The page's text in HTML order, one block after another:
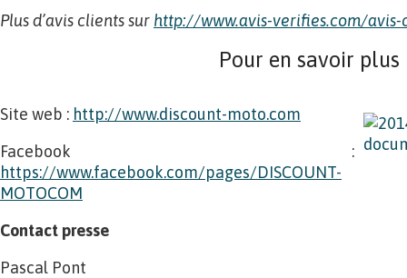
Plus d’avis clients sur http://www.avis-verifies.com/
Pour en savoir plus
Site web : http://www.discount-moto.com
Facebook :
https://www.facebook.com/pages/DISCOUNT-
MOTOCOM
Contact presse
Pascal Pont